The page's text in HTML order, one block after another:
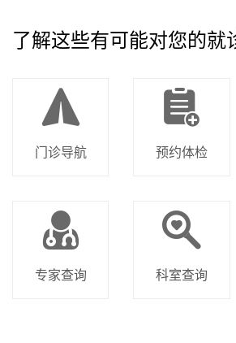
了解这些有可能对您的就
门诊导航 预约体检
专家查询 科室查询